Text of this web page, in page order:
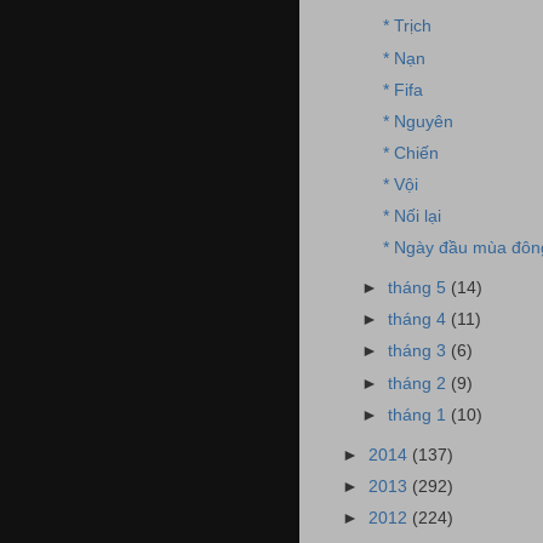
* Trịch
* Nạn
* Fifa
* Nguyên
* Chiến
* Vội
* Nối lại
* Ngày đầu mùa
►tháng 5 (14)
►tháng 4 (11)
►tháng 3 (6)
►tháng 2 (9)
►tháng 1 (10)
► 2014 (137)
► 2013 (292)
► 2012 (224)